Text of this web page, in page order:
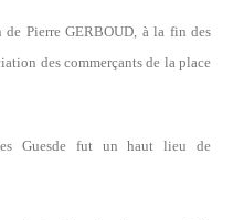
de Pierre GERBOUD, à la fin des
des commerçants de la place
Guesde fut un haut lieu de